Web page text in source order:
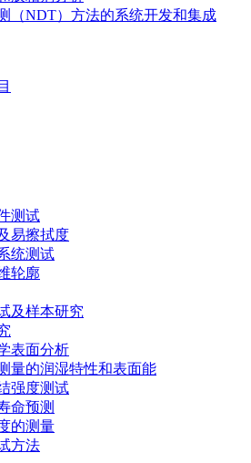
（NDT）方法的系统开发和集成
测试
易擦拭度
统测试
轮廓
及样本研究
表面分析
量的润湿特性和表面能
强度测试
命预测
的测量
方法